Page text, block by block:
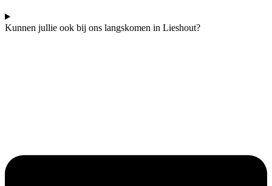
Kunnen jullie ook bij ons langskomen in Lieshout?